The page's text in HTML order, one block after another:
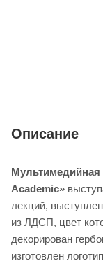
Описание
Мультимедийная
Academic»
лекций,
из ЛДСП, цвет
декорирован
изготовлен